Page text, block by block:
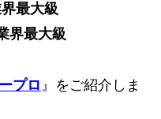
最大級
界最大級
プロ 』をご紹介しま